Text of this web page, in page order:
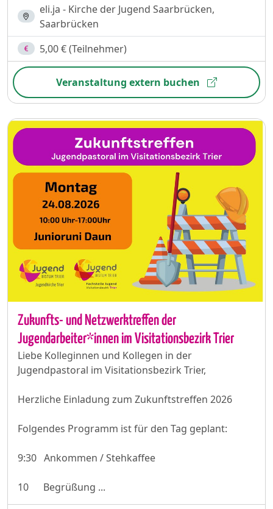
eli.ja - Kirche der Jugend Saarbrücken,
Saarbrücken
5,00 € (Teilnehmer)
Veranstaltung extern buchen
Zukunfts- und Netzwerktreffen der
Jugendarbeiter*innen im Visitationsbezirk Trier
Liebe Kolleginnen und Kollegen in der
Jugendpastoral im Visitationsbezirk Trier,
Herzliche Einladung zum Zukunftstreffen 2026
Folgendes Programm ist für den Tag geplant:
9:30 Ankommen / Stehkaffee
10 Begrüßung ...